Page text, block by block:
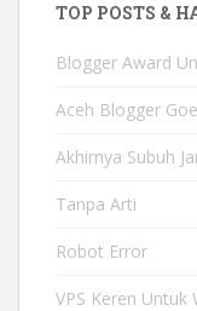
TOP POSTS &
Blogger Award
Aceh Blogger
Akhirnya Subuh
Tanpa Arti
Robot Error
VPS Keren Untuk